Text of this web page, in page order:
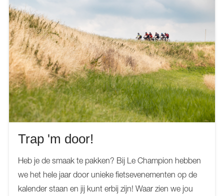
Trap 'm door!
Heb je de smaak te pakken? Bij Le Champion hebben
we het hele jaar door unieke fietsevenementen op de
kalender staan en jij kunt erbij zijn! Waar zien we jou